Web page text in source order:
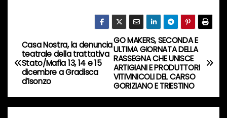
s
o
…
N
a
v
i
GO MAKERS, SECONDA E
ULTIMA GIORNATA DELLA
RASSEGNA CHE UNISCE
ARTIGIANI E PRODUTTORI
VITIVINICOLI DEL CARSO
GORIZIANO E TRIESTINO
Casa Nostra, la denuncia
teatrale della trattativa
Stato/Mafia 13, 14 e 15
dicembre a Gradisca
d’Isonzo